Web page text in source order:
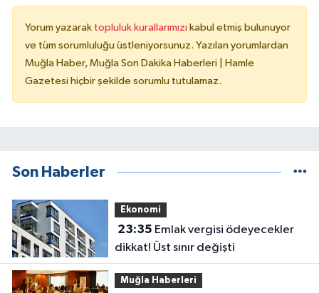
Yorum yazarak topluluk kurallarımızı kabul etmiş bulunuyor
ve tüm sorumluluğu üstleniyorsunuz. Yazılan yorumlardan
Muğla Haber, Muğla Son Dakika Haberleri | Hamle
Gazetesi hiçbir şekilde sorumlu tutulamaz.
Son Haberler
Ekonomi
23:35
dikkat! Üst sınır değişti
Muğla Haberleri